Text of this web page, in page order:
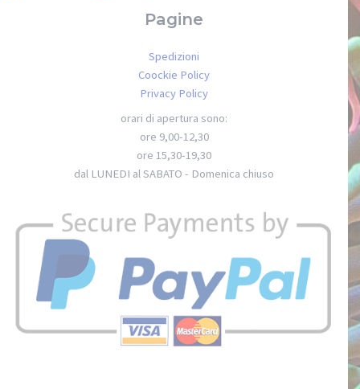
Pagine
Spedizioni
Coockie Policy
Privacy Policy
orari di apertura sono:
ore 9,00-12,30
ore 15,30-19,30
dal LUNEDI al SABATO - Domenica chiuso